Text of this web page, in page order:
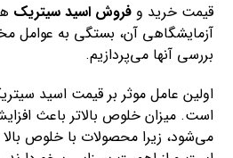
قیمت خرید وفروش اسید سیتریک
آزمایشگاهی آن، بستگی به عوامل
بررسی آنها می‌پردازیم.
اولین عامل موثر بر قیمت اسید
است. میزان خلوص بالاتر باعث
می‌شود، زیرا محصولات با خلوص